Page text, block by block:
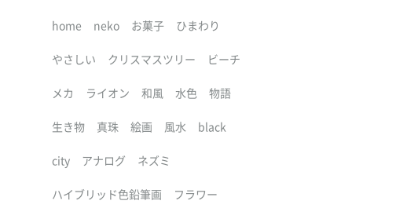
home neko お菓子 ひまわり
やさしい クリスマスツリー ビーチ
メカ ライオン 和風 水色 物語
生き物 真珠 絵画 風水 black
city アナログ ネズミ
ハイブリッド色鉛筆画 フラワー